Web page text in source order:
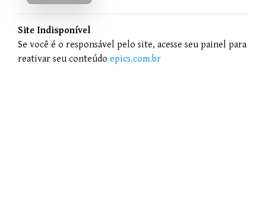
Site Indisponível
Se você é o responsável pelo site, acesse seu painel para
reativar seu conteúdo epics.com.br